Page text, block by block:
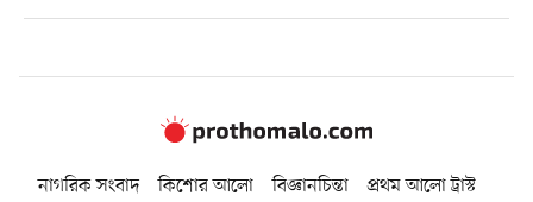
নাগরিক সংবাদ কিশোর আলো বিজ্ঞানচিন্তা
প্রথম আলো ট্রাস্ট